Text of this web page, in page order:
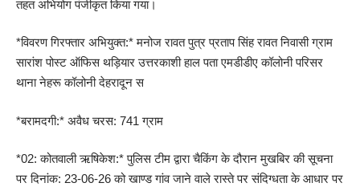
तहत अभियोग पंजीकृत किया गया।
*विवरण गिरफ्तार अभियुक्त:* मनोज रावत पुत्र प्रताप सिंह रावत निवासी ग्राम
सारांश पोस्ट ऑफिस थड़ियार उत्तरकाशी हाल पता एमडीडीए कॉलोनी परिसर
थाना नेहरू कॉलोनी देहरादून स
*बरामदगी:* अवैध चरस: 741 ग्राम
*02: कोतवाली ऋषिकेश:* पुलिस टीम द्वारा चैकिंग के दौरान मुखबिर की सूचना
पर दिनांक: 23-06-26 को खाण्ड गांव जाने वाले रास्ते पर संदिग्धता के आधार पर